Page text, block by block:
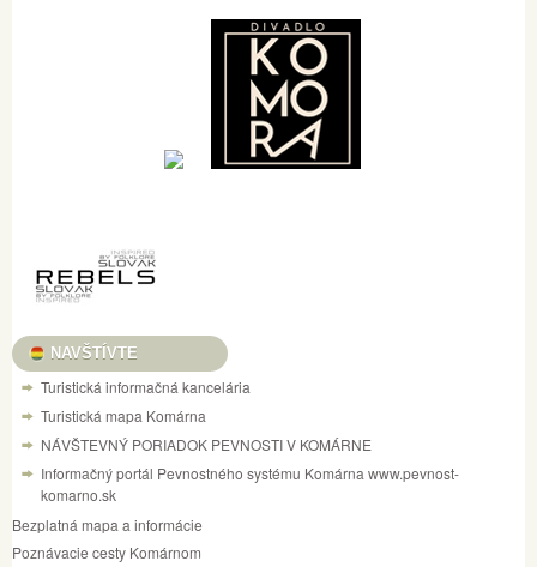
NAVŠTÍVTE
Turistická informačná kancelária
Turistická mapa Komárna
NÁVŠTEVNÝ PORIADOK PEVNOSTI V KOMÁRNE
Informačný portál Pevnostného systému Komárna www.pevnost-
komarno.sk
Bezplatná mapa a informácie
Poznávacie cesty Komárnom